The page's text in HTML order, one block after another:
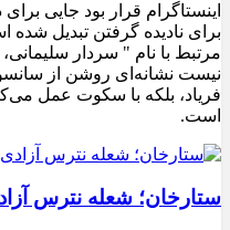
اینستاگرام قرار بود جایی
برای نادیده گرفتن تبدیل
مرتبط با نام " سردار
نیست نشانه‌ای روشن از
فریاد، بلکه با سکوت عمل
است.
ستارخان؛ شعله نترس